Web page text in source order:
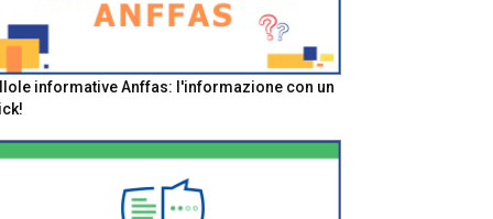
informative Anffas: l'informazione con un